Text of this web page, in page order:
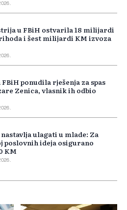
u FBiH ostvarila 18 milijardi
i šest milijardi KM izvoza
FBiH ponudila rješenja za spas
Zenica, vlasnik ih odbio
ulagati u mlade: Za
poslovnih ideja osigurano
KM